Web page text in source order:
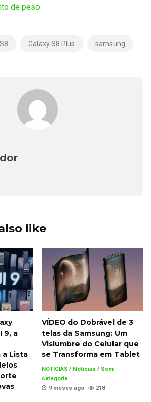
de peso
Galaxy S8 Plus samsung
like
9, a
a Lista
VÍDEO do Dobrável de 3
telas da Samsung: Um
Vislumbre do Celular que
se Transforma em Tablet
NOTICIAS / Notícias / Sem
categoria
9 meses ago
218